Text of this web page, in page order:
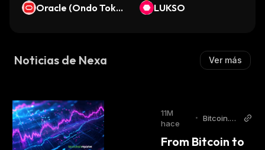
Oracle (Ondo Toke
LUKSO
Noticias de Nexa Ver más
11M
hace
•
Bitcoin.co
From Bitcoin to